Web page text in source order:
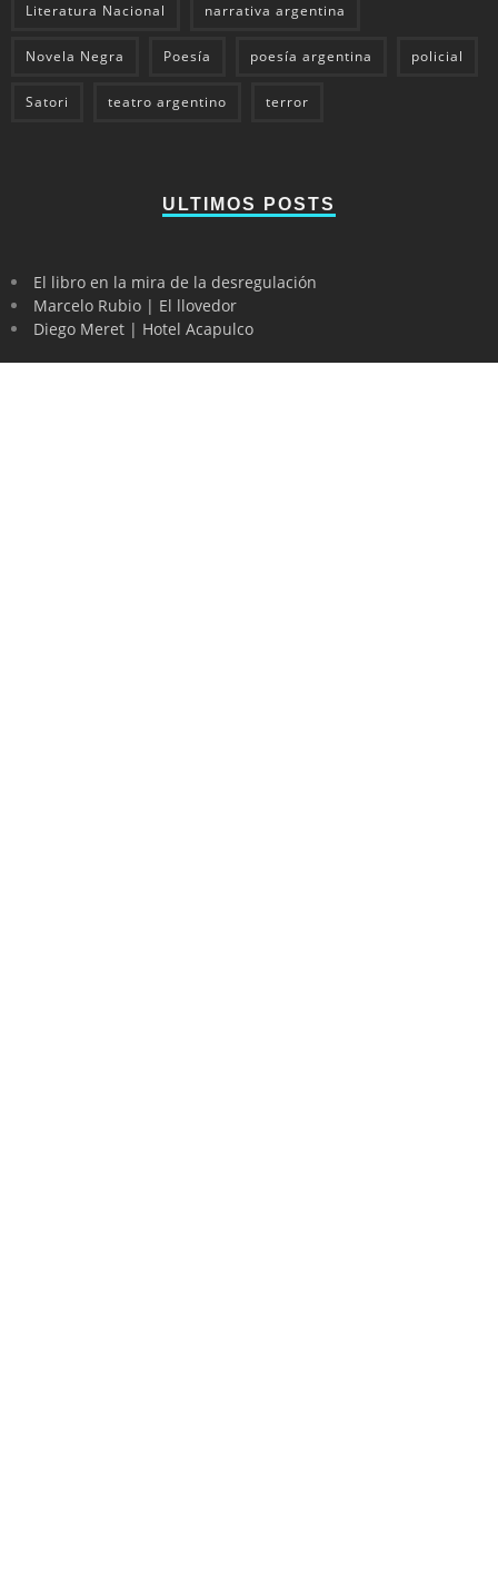
Literatura Nacional narrativa argentina
Novela Negra Poesía poesía argentina policial
Satori teatro argentino terror
ULTIMOS POSTS
El libro en la mira de la desregulación
Marcelo Rubio | El llovedor
Diego Meret | Hotel Acapulco